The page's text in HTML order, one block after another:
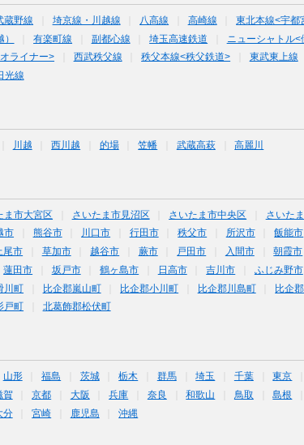
蔵野線 埼京線・川越線 八高線 高崎線 東北本線<宇都
有楽町線 副都心線 埼玉高速鉄道 ニューシャトル<
ライナー> 西武秩父線 秩父本線<秩父鉄道> 東武東上線
光線
川越 西川越 的場 笠幡 武蔵高萩 高麗川
ま市大宮区 さいたま市見沼区 さいたま市中央区 さいた
市 熊谷市 川口市 行田市 秩父市 所沢市 飯能市
尾市 草加市 越谷市 蕨市 戸田市 入間市 朝霞市
蓮田市 坂戸市 鶴ヶ島市 日高市 吉川市 ふじみ野市
川町 比企郡嵐山町 比企郡小川町 比企郡川島町 比企
町 北葛飾郡松伏町
山形 福島 茨城 栃木 群馬 埼玉 千葉 東京
賀 京都 大阪 兵庫 奈良 和歌山 鳥取 島根
分 宮崎 鹿児島 沖縄